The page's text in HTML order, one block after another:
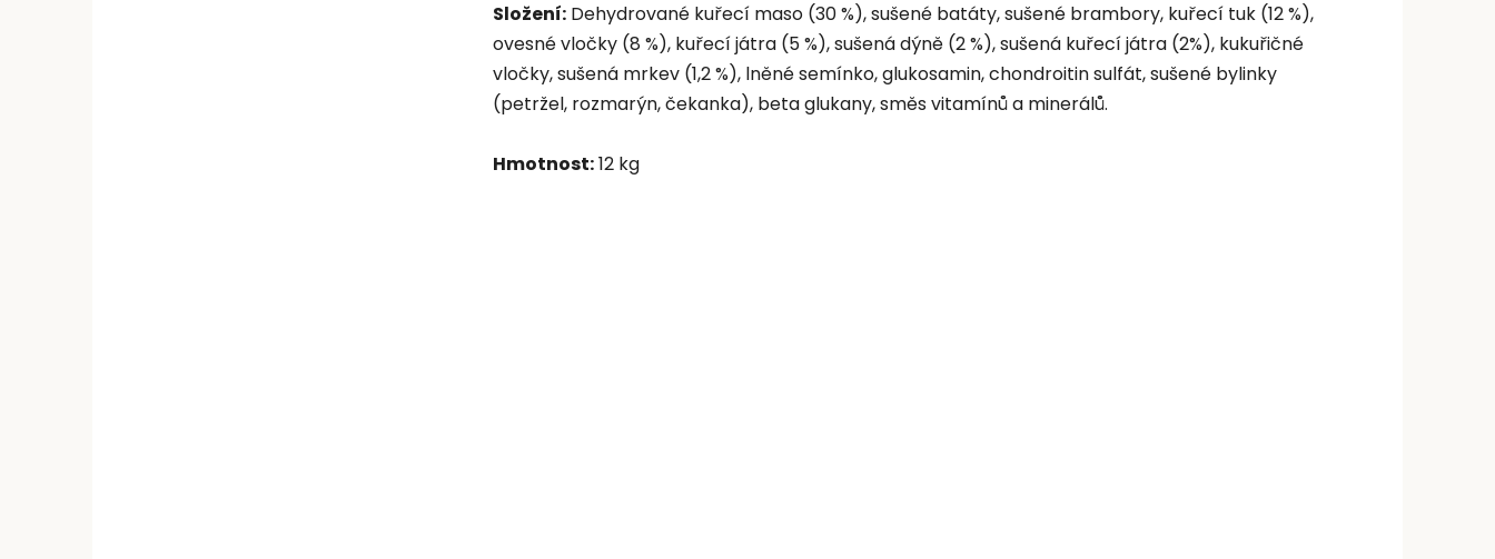
Složení: Dehydrované kuřecí maso (30 %), sušené batáty, sušené brambory, kuřecí tuk (12 %),
ovesné vločky (8 %), kuřecí játra (5 %), sušená dýně (2 %), sušená kuřecí játra (2%), kukuřičné
vločky, sušená mrkev (1,2 %), lněné semínko, glukosamin, chondroitin sulfát, sušené bylinky
(petržel, rozmarýn, čekanka), beta glukany, směs vitamínů a minerálů.
Hmotnost:12 kg